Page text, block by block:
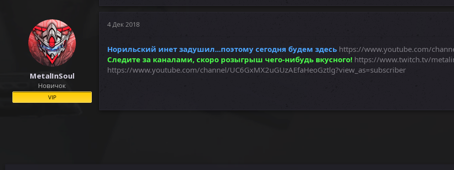
MetalInSoul
Новичок
VIP
4 Дек 2018
Норильский инет задушил...поэтому сегодня будем здесь https://www.youtube.com/
Следите за каналами, скоро розыгрыш чего-нибудь вкусного! https://www.twitch.tv/
https://www.youtube.com/channel/UC6GxMX2uGUzAEfaHeoGztlg?view_as=subscriber